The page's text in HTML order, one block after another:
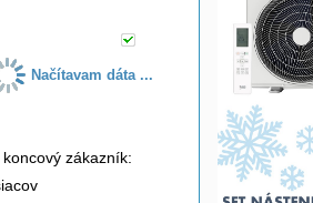
Načítavam dáta ...
zákazník: